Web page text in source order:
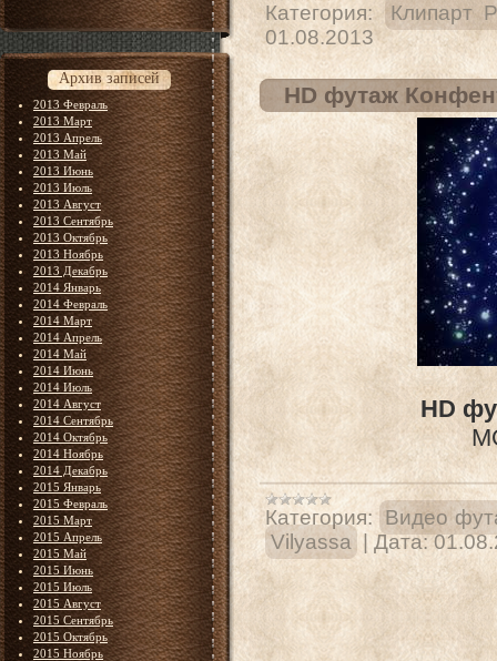
Архив записей
2013 Февраль
2013 Март
2013 Апрель
2013 Май
2013 Июнь
2013 Июль
2013 Август
2013 Сентябрь
2013 Октябрь
2013 Ноябрь
2013 Декабрь
2014 Январь
2014 Февраль
2014 Март
2014 Апрель
2014 Май
2014 Июнь
2014 Июль
2014 Август
2014 Сентябрь
2014 Октябрь
2014 Ноябрь
2014 Декабрь
2015 Январь
2015 Февраль
2015 Март
2015 Апрель
2015 Май
2015 Июнь
2015 Июль
2015 Август
2015 Сентябрь
2015 Октябрь
2015 Ноябрь
Категория:
Клипарт
01.08.2013
HD футаж
HD
Категория:
Видео
Vilyassa
Дата: